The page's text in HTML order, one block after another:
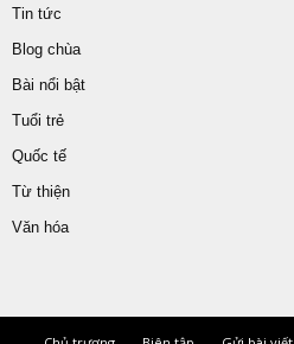
Tin tức
Blog chùa
Bài nổi bật
Tuổi trẻ
Quốc tế
Từ thiện
Văn hóa